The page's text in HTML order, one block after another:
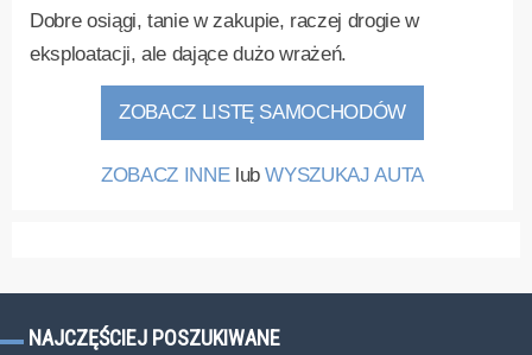
Dobre osiągi, tanie w zakupie, raczej drogie w
eksploatacji, ale dające dużo wrażeń.
ZOBACZ LISTĘ SAMOCHODÓW
ZOBACZ INNElubWYSZUKAJ AUTA
NAJCZĘŚCIEJ POSZUKIWANE